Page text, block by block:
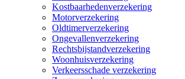
Kostbaarhedenverzekering
Motorverzekering
Oldtimerverzekering
Ongevallenverzekering
Rechtsbijstandverzekering
Woonhuisverzekering
Verkeersschade verzekering